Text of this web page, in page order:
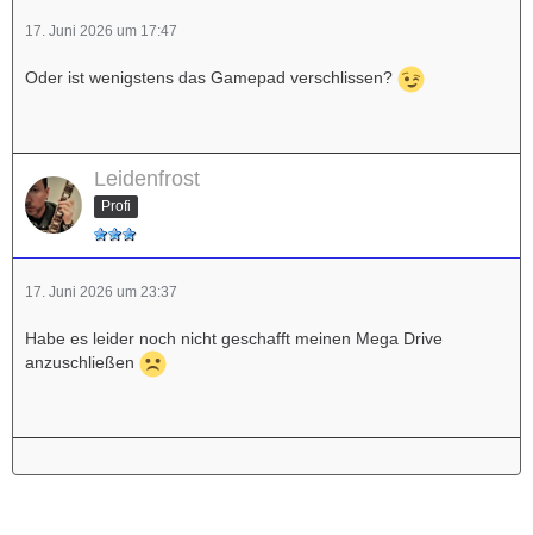
17. Juni 2026 um 17:47
Oder ist wenigstens das Gamepad verschlissen?
Leidenfrost
Profi
17. Juni 2026 um 23:37
Habe es leider noch nicht geschafft meinen Mega Drive
anzuschließen